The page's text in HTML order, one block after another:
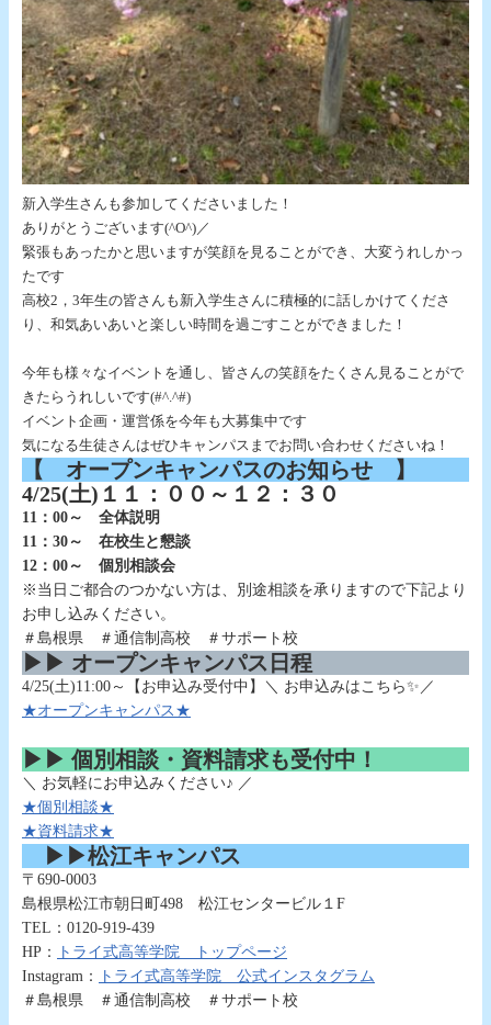
新入学生さんも参加してくださいました！
ありがとうございます(^O^)／
緊張もあったかと思いますが笑顔を見ることができ、大変うれしかっ
たです
高校2，3年生の皆さんも新入学生さんに積極的に話しかけてくださ
り、和気あいあいと楽しい時間を過ごすことができました！
今年も様々なイベントを通し、皆さんの笑顔をたくさん見ることがで
きたらうれしいです(#^.^#)
イベント企画・運営係を今年も大募集中です
気になる生徒さんはぜひキャンパスまでお問い合わせくださいね！
【 オープンキャンパスのお知らせ 】
4/25(土)１１：００～１２：３０
11：00～ 全体説明
11：30～ 在校生と懇談
12：00～ 個別相談会
※当日ご都合のつかない方は、別途相談を承りますので下記より
お申し込みください。
＃島根県 ＃通信制高校 ＃サポート校
▶▶ オープンキャンパス日程
4/25(土)11:00～【お申込み受付中】＼ お申込みはこちら✨／
★オープンキャンパス★
▶▶ 個別相談・資料請求も受付中！
＼ お気軽にお申込みください♪ ／
★個別相談★
★資料請求★
▶▶松江キャンパス
〒690-0003
島根県松江市朝日町498 松江センタービル１F
TEL：0120-919-439
HP：
トライ式高等学院 トップページ
Instagram：
トライ式高等学院 公式インスタグラム
＃島根県 ＃通信制高校 ＃サポート校